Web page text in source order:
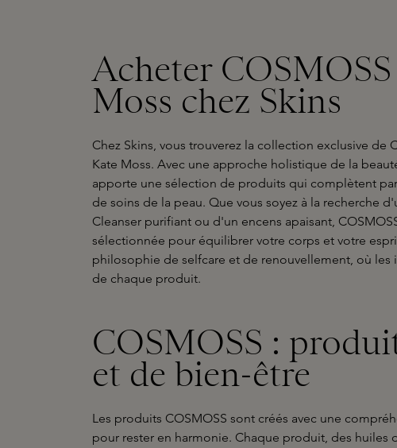
Acheter COSMOSS
Moss chez Skins
Chez Skins, vous trouverez la collection exclusive de
Kate Moss. Avec une approche holistique de la
apporte une sélection de produits qui complètent
de soins de la peau. Que vous soyez à la recherche
Cleanser purifiant ou d'un encens apaisant,
sélectionnée pour équilibrer votre corps et votre
philosophie de selfcare et de renouvellement, où les
de chaque produit.
COSMOSS :
et de bien-être
Les produits COSMOSS sont créés avec une
pour rester en harmonie. Chaque produit, des huiles